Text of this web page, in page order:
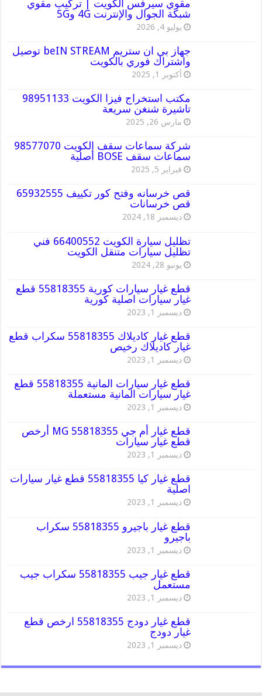
مقوي سيرفس الكويت | تركيب مقوي
شبكة الجوال والإنترنت 4G و5G
يوليو 4, 2026
جهاز بي ان ستريم beIN STREAM توصيل
واشتراك فوري بالكويت
أكتوبر 1, 2025
مكتب استخراج فيزا الكويت 98951133
تاشيرة شنغن سريعة
مارس 26, 2025
شركة سماعات سقف الكويت 98577070
سماعات سقف BOSE أصلية
فبراير 5, 2025
قص خرسانه وفتح كور تكييف 65932555
قص خرسانات
ديسمبر 18, 2024
تظليل سيارة الكويت 66400552 فني
تظليل سيارات متنقل الكويت
يونيو 28, 2024
قطع غيار سيارات كورية 55818355 قطع
غيار سيارات اصلية كورية
ديسمبر 1, 2023
قطع غيار كاديلاك 55818355 سكراب قطع
غيار كاديلاك رخيص
ديسمبر 1, 2023
قطع غيار سيارات المانية 55818355 قطع
غيار سيارات المانية مستعملة
ديسمبر 1, 2023
قطع غيار أم جي MG 55818355 أرخص
قطع غيار سيارات
ديسمبر 1, 2023
قطع غيار كيا 55818355 قطع غيار سيارات
اصلية
ديسمبر 1, 2023
قطع غيار باجيرو 55818355 سكراب
باجيرو
ديسمبر 1, 2023
قطع غيار جيب 55818355 سكراب جيب
مستعمل
ديسمبر 1, 2023
قطع غيار دودج 55818355 ارخص قطع
غيار دودج
ديسمبر 1, 2023